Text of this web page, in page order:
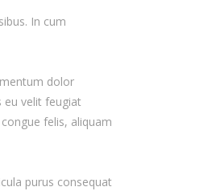
In cum
dolor
eu velit feugiat
felis, aliquam
purus consequat